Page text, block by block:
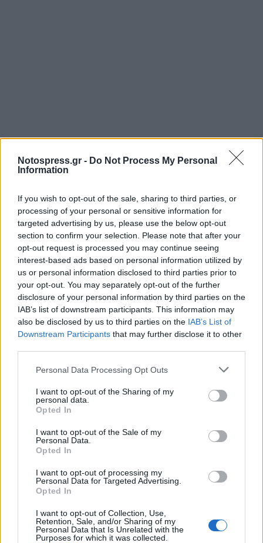
Notospress.gr - Do Not Process My Personal
Information
If you wish to opt-out of the sale, sharing to third parties, or
processing of your personal or sensitive information for
targeted advertising by us, please use the below opt-out
section to confirm your selection. Please note that after your
opt-out request is processed you may continue seeing
interest-based ads based on personal information utilized by
us or personal information disclosed to third parties prior to
your opt-out. You may separately opt-out of the further
disclosure of your personal information by third parties on the
IAB’s list of downstream participants. This information may
also be disclosed by us to third parties on the IAB’s List of
Downstream Participants that may further disclose it to other
Personal Data Processing Opt Outs
I want to opt-out of the Sharing of my
personal data.
Opted In
I want to opt-out of the Sale of my
Personal Data.
Opted In
I want to opt-out of processing my
Personal Data for Targeted Advertising.
Opted In
I want to opt-out of Collection, Use,
Retention, Sale, and/or Sharing of my
Personal Data that Is Unrelated with the
Purposes for which it was collected.
Σχετικά Άρθρα
Ψηφιακό Δελτίο Αποστολής: Τι αλλάζει στις